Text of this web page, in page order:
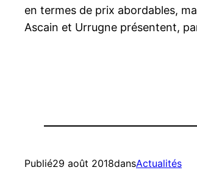
en termes de prix abordables,
Ascain et Urrugne présentent,
Publié29 août 2018dansActualités